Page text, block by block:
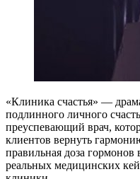
«Клиника счастья» —
подлинного личного
преуспевающий врач,
клиентов вернуть
правильная доза
реальных медицинских